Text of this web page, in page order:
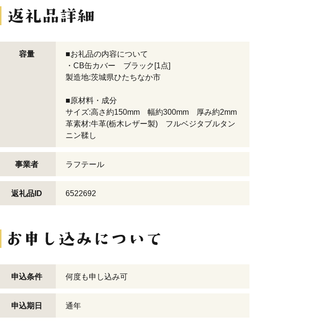
容量
■お礼品の内容について
・CB缶カバー ブラック[1点]
製造地:茨城県ひたちなか市
■原材料・成分
サイズ:高さ約150mm 幅約300mm 厚み約2mm
革素材:牛革(栃木レザー製) フルベジタブルタン
ニン鞣し
事業者 ラフテール
返礼品ID 6522692
申込条件 何度も申し込み可
申込期日 通年